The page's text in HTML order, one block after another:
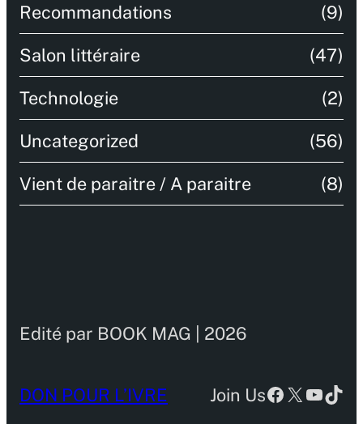
Recommandations (9)
Salon littéraire (47)
Technologie (2)
Uncategorized (56)
Vient de paraitre / A paraitre (8)
Edité par BOOK MAG | 2026
DON POUR L’IVRE Join UsFacebook
X